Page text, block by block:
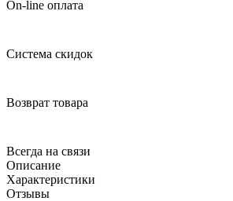
On-line оплата
Система скидок
Возврат товара
Всегда на связи
Описание
Характеристики
Отзывы